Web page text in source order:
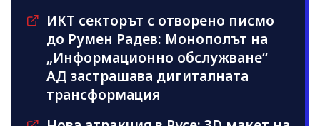
ИКТ секторът с отворено писмо
до Румен Радев: Монополът на
„Информационно обслужване“
АД застрашава дигиталната
трансформация